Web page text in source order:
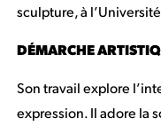
sculpture, à
DÉMARCHE
Son travail explore
expression. Il adore la